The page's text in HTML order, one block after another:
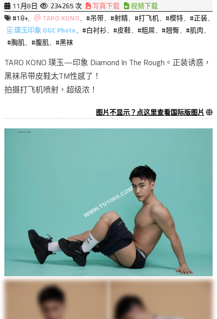
11月8日 234265 次 写真下载
视频下载
#18+, TARO KONO, #吊带, #射精, #打飞机, #模特, #正装,
璞玉印象 OGC Photo, #白衬衫, #皮鞋, #粗屌, #翘臀, #肌肉,
#胸肌, #腹肌, #黑袜
TARO KONO 璞玉—印象 Diamond In The Rough。正装诱惑，
黑袜吊带皮鞋太TM性感了！
拍摄打飞机喷射，超级浓！
图片不显示？点这里查看国际版图片